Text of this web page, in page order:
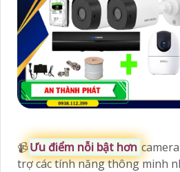
📹Ưu điểm nỗi bật hơn
trợ các tính năng thông minh